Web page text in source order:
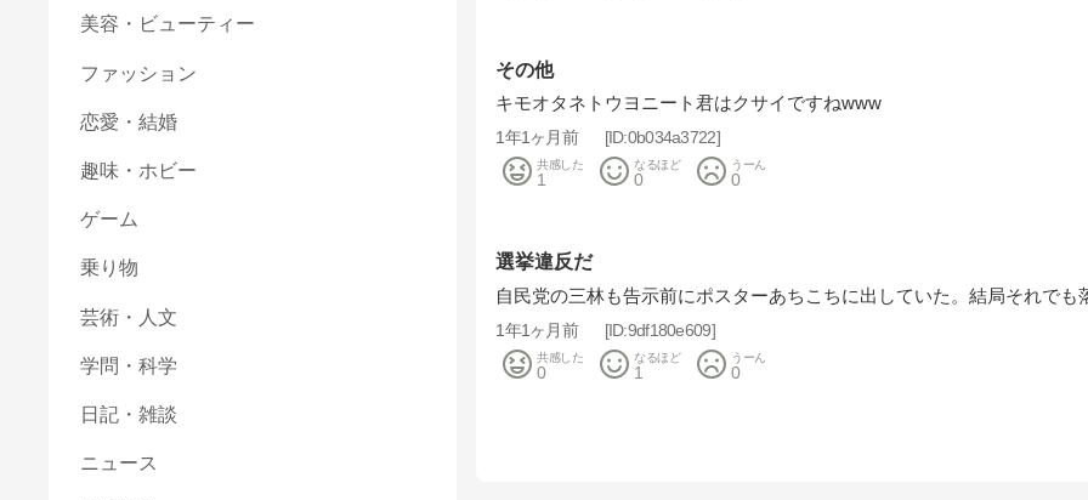
その他
キモオタネトウヨニート君はクサイですねwww
1年1ヶ月前 0b034a3722
共感した
1
なるほど
0
うーん
0
選挙違反だ
自民党の三林も告示前にポスターあちこちに出していた。結局それでも
1年1ヶ月前 9df180e609
共感した
0
なるほど
1
うーん
0
美容・ビューティー
ファッション
恋愛・結婚
趣味・ホビー
ゲーム
乗り物
芸術・人文
学問・科学
日記・雑談
ニュース